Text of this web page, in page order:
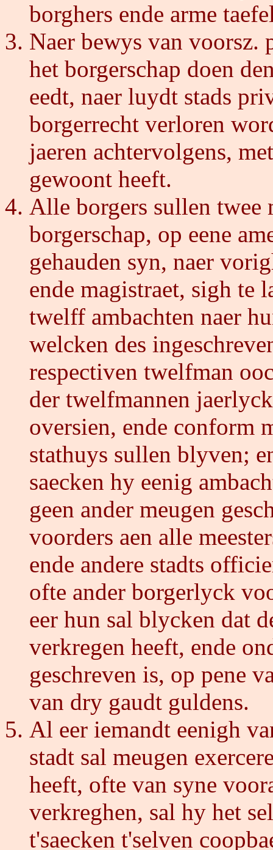
borghers ende arme
Naer bewys van voorsz.
het borgerschap doen
eedt, naer luydt stads
borgerrecht verloren
jaeren achtervolgens,
gewoont heeft.
Alle borgers sullen twee
borgerschap, op eene
gehauden syn, naer
ende magistraet, sigh te
twelff ambachten naer
welcken des
respectiven twelfman
der twelfmannen
oversien, ende conform
stathuys sullen blyven;
saecken hy eenig
geen ander meugen
voorders aen alle
ende andere stadts
ofte ander borgerlyck
eer hun sal blycken dat
verkregen heeft, ende
geschreven is, op pene
van dry gaudt guldens.
Al eer iemandt eenigh
stadt sal meugen
heeft, ofte van syne
verkreghen, sal hy het
t'saecken t'selven